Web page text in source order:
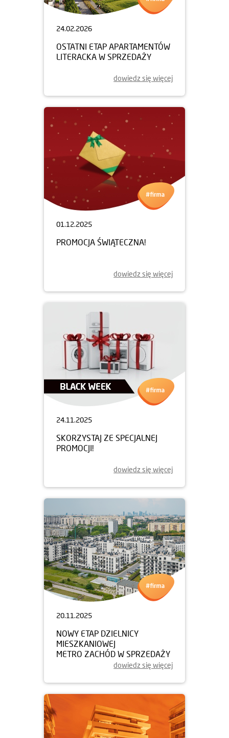
24.02.2026
OSTATNI ETAP APARTAMENTÓW
LITERACKA W SPRZEDAŻY
dowiedz się więcej
01.12.2025
PROMOCJA ŚWIĄTECZNA!
dowiedz się więcej
24.11.2025
SKORZYSTAJ ZE SPECJALNEJ
PROMOCJI!
dowiedz się więcej
20.11.2025
NOWY ETAP DZIELNICY
MIESZKANIOWEJ
METRO ZACHÓD W SPRZEDAŻY
dowiedz się więcej